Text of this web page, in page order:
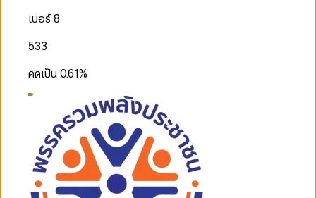
เบอร์ 8
533
คิดเป็น0.61%